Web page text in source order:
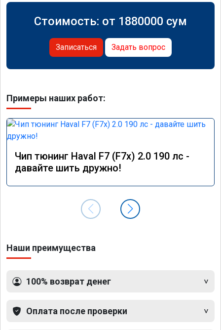
Стоимость: от 1880000 сум
Записаться Задать вопрос
Примеры наших работ:
Чип тюнинг Haval F7 (F7x) 2.0 190 лс -
давайте шить дружно!
Наши преимущества
100% возврат денег
Оплата после проверки